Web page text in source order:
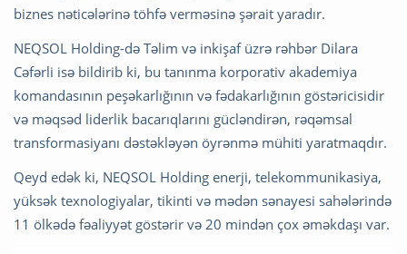
biznes nəticələrinə töhfə verməsinə şərait yaradır.
NEQSOL Holding-də Təlim və inkişaf üzrə rəhbər Dilara
Cəfərli isə bildirib ki, bu tanınma korporativ akademiya
komandasının peşəkarlığının və fədakarlığının göstəricisidir
və məqsəd liderlik bacarıqlarını gücləndirən, rəqəmsal
transformasiyanı dəstəkləyən öyrənmə mühiti yaratmaqdır.
Qeyd edək ki, NEQSOL Holding enerji, telekommunikasiya,
yüksək texnologiyalar, tikinti və mədən sənayesi sahələrində
11 ölkədə fəaliyyət göstərir və 20 mindən çox əməkdaşı var.